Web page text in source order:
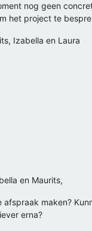
nog geen
het project te
Izabella en Laura
en Maurits,
afspraak maken?
erna?